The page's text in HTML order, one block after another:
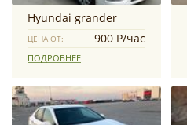
Hyundai grander
ЦЕНА ОТ: 900 Р/час
ПОДРОБНЕЕ